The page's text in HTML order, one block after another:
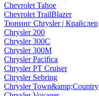
Chevrolet Tahoe
Chevrolet TrailBlazer
Тюнинг Chrysler | Крайслер
Chrysler 200
Chrysler 300C
Chrysler 300M
Chrysler Pacifica
Chrysler PT Cruiser
Chrysler Sebring
Chrysler Town&amp;Country